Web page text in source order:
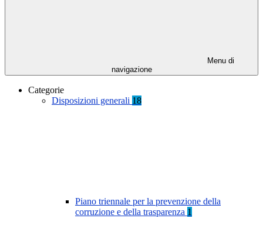
Menu di
navigazione
Categorie
Disposizioni generali 18
Piano triennale per la prevenzione della
corruzione e della trasparenza 1